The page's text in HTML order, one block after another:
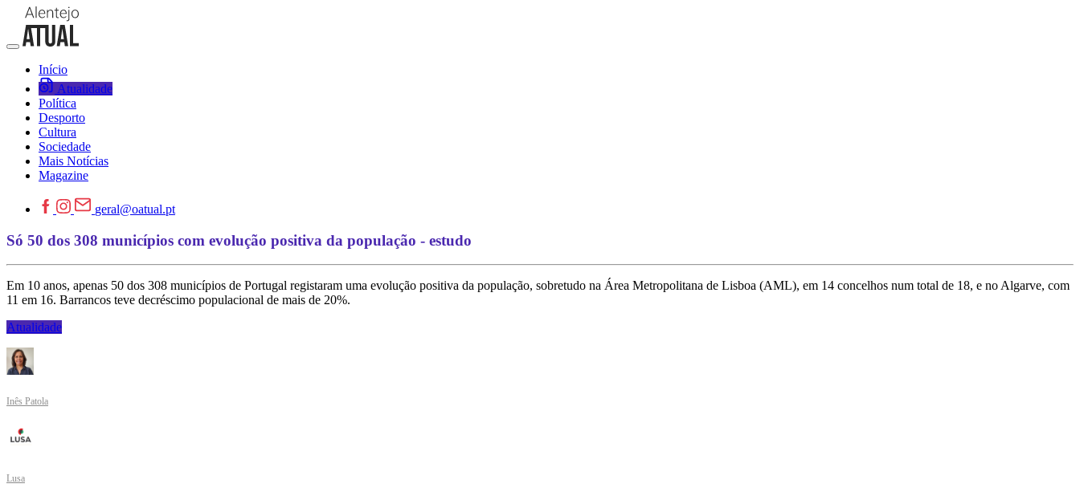
Início
Atualidade
Política
Desporto
Cultura
Sociedade
Mais Notícias
Magazine
geral@oatual.pt
Só 50 dos 308 municípios com evolução positiva da população - estudo
Em 10 anos, apenas 50 dos 308 municípios de Portugal registaram uma evolução positiva da população, sobretudo na Área Metropolitana de Lisboa (AML), em 14 concelhos num total de 18, e no Algarve, com
11 em 16. Barrancos teve decréscimo populacional de mais de 20%.
Atualidade
Inês Patola
Lusa